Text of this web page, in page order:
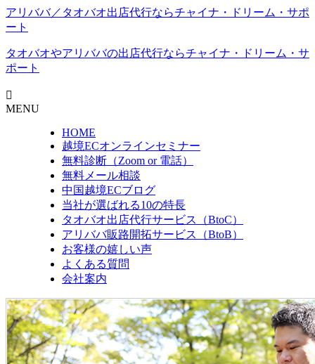
アリババ／タオバオ出店代⾏ならチャイナ・ドリーム・サポ
ート
タオバオやアリババの出店代行ならチャイナ・ドリーム・サ
ポート
MENU
HOME
越境ECオンラインセミナー
無料診断（Zoom or 電話）
無料メール相談
中国越境ECブログ
当社が選ばれる10の特長
タオバオ出店代行サービス（BtoC）
アリババ販路開拓サービス（BtoB）
お客様の嬉しい声
よくある質問
会社案内